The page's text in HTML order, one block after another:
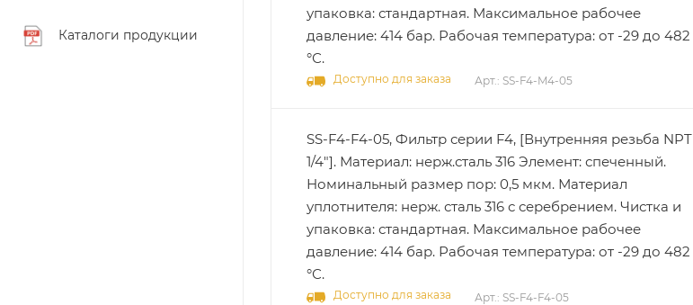
Каталоги продукции
упаковка: стандартная. Максимальное рабочее
давление: 414 бар. Рабочая температура: от -29 до 482
°С.
Доступно для заказа Арт.: SS-F4-M4-05
SS-F4-F4-05, Фильтр серии F4, [Внутренняя резьба NPT
1/4"]. Материал: нерж.сталь 316 Элемент: спеченный.
Номинальный размер пор: 0,5 мкм. Материал
уплотнителя: нерж. сталь 316 с серебрением. Чистка и
упаковка: стандартная. Максимальное рабочее
давление: 414 бар. Рабочая температура: от -29 до 482
°С.
Доступно для заказа Арт.: SS-F4-F4-05